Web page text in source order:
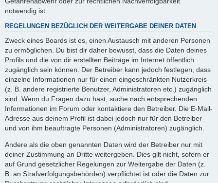
notwendig ist.
REGELUNGEN BEZÜGLICH DER WEITERGABE DEINER DATEN
Zweck eines Boards ist es, einen Austausch mit anderen Personen
zu ermöglichen. Du bist dir daher bewusst, dass die Daten deines
Profils und die von dir erstellten Beiträge im Internet öffentlich
zugänglich sein können. Der Betreiber kann jedoch festlegen, dass
einzelne Informationen nur für einen eingeschränkten Nutzerkreis
(z. B. andere registrierte Benutzer, Administratoren etc.) zugänglich
sind. Wenn du Fragen dazu hast, suche nach entsprechenden
Informationen im Forum oder kontaktiere den Betreiber. Die E-Mail-
Adresse aus deinem Profil ist dabei jedoch nur für den Betreiber
und von ihm beauftragte Personen (Administratoren) zugänglich.
Andere als die oben genannten Daten wird der Betreiber nur mit
deiner Zustimmung an Dritte weitergeben. Dies gilt nicht, sofern er
auf Grund gesetzlicher Regelungen zur Weitergabe der Daten (z.
B. an Strafverfolgungsbehörden) verpflichtet ist oder die Daten zur